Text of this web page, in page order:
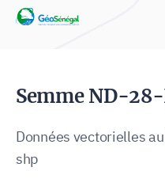
Rechercher :
Semme ND-
Données vectorielles
shp